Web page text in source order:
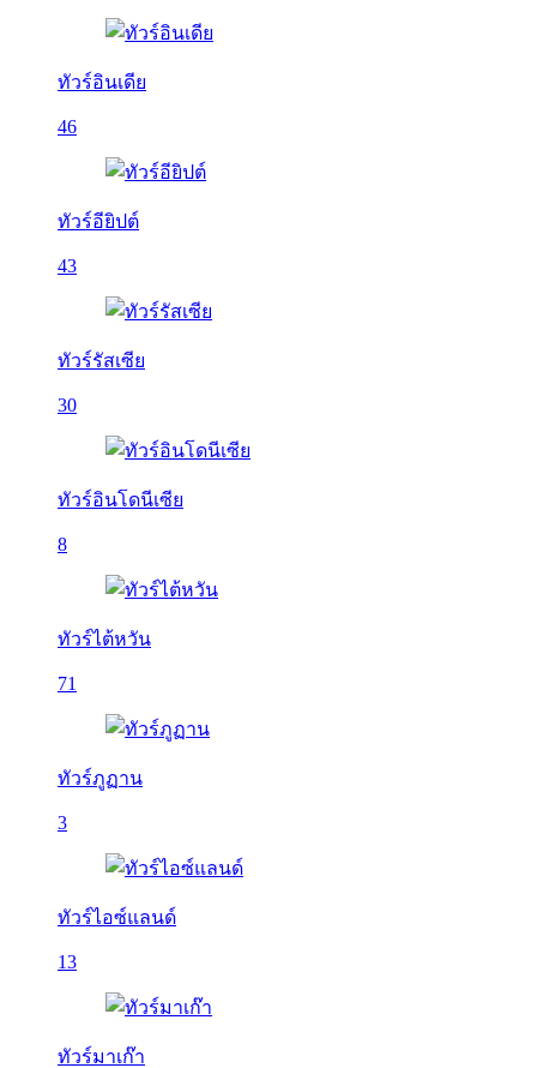
ทัวร์อินเดีย
46
ทัวร์อียิปต์
43
ทัวร์รัสเซีย
30
ทัวร์อินโดนีเซีย
8
ทัวร์ไต้หวัน
71
ทัวร์ภูฏาน
3
ทัวร์ไอซ์แลนด์
13
ทัวร์มาเก๊า